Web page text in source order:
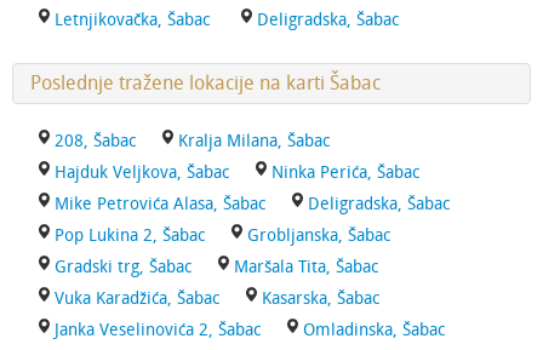
Letnjikovačka, Šabac
Deligradska, Šabac
Poslednje tražene lokacije na karti Šabac
208, Šabac
Kralja Milana, Šabac
Hajduk Veljkova, Šabac
Ninka Perića, Šabac
Mike Petrovića Alasa, Šabac
Deligradska, Šabac
Pop Lukina 2, Šabac
Grobljanska, Šabac
Gradski trg, Šabac
Maršala Tita, Šabac
Vuka Karadžića, Šabac
Kasarska, Šabac
Janka Veselinovića 2, Šabac
Omladinska, Šabac